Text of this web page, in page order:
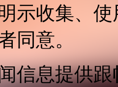
示收集、
同意。
信息提供